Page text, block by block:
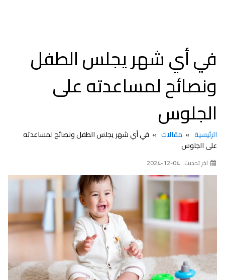
في أي شهر يجلس الطفل
ونصائح لمساعدته على
الجلوس
الرئيسية مقالات
في أي شهر يجلس الطفل ونصائح لمساعدته
على الجلوس
اخر تحديث : 04-12-2024